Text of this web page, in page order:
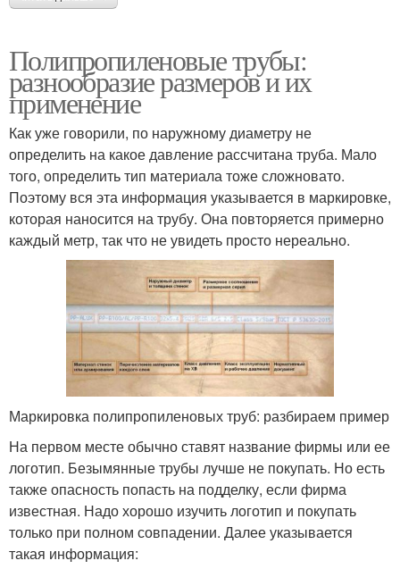
Полипропиленовые трубы:
разнообразие размеров и их
применение
Как уже говорили, по наружному диаметру не
определить на какое давление рассчитана труба. Мало
того, определить тип материала тоже сложновато.
Поэтому вся эта информация указывается в маркировке,
которая наносится на трубу. Она повторяется примерно
каждый метр, так что не увидеть просто нереально.
Маркировка полипропиленовых труб: разбираем пример
На первом месте обычно ставят название фирмы или ее
логотип. Безымянные трубы лучше не покупать. Но есть
также опасность попасть на подделку, если фирма
известная. Надо хорошо изучить логотип и покупать
только при полном совпадении. Далее указывается
такая информация: